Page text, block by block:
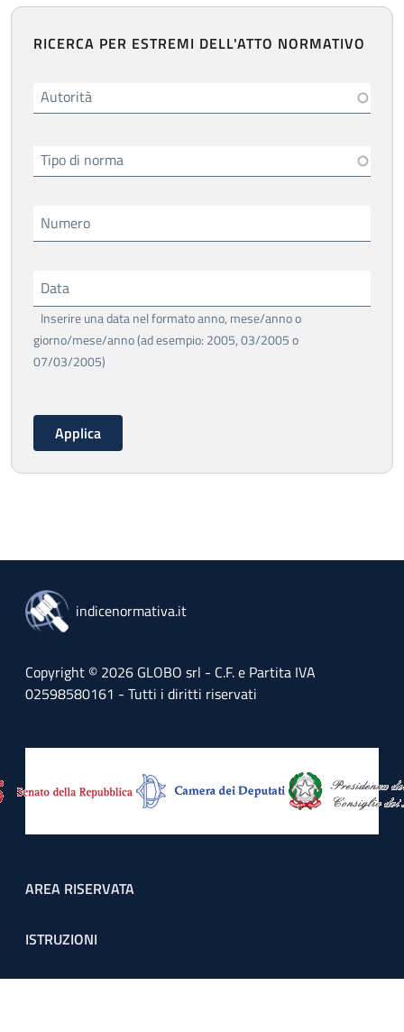
RICERCA PER ESTREMI DELL'ATTO NORMATIVO
Autorità
Tipo di norma
Numero
Data
Inserire una data nel formato anno, mese/anno o
giorno/mese/anno (ad esempio: 2005, 03/2005 o
07/03/2005)
indicenormativa.it
Copyright © 2026 GLOBO srl - C.F. e Partita IVA
02598580161 - Tutti i diritti riservati
Footer menu
AREA RISERVATA
ISTRUZIONI